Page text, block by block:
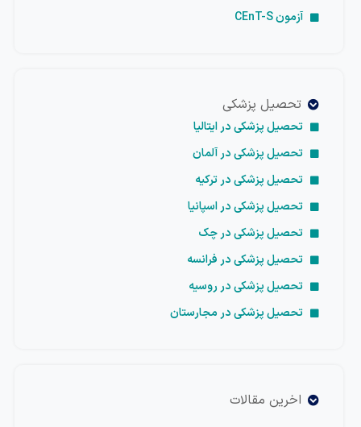
آزمون CEnT-S
تحصیل پزشکی
تحصیل پزشکی در ایتالیا
تحصیل پزشکی در آلمان
تحصیل پزشکی در ترکیه
تحصیل پزشکی در اسپانیا
تحصیل پزشکی در چک
تحصیل پزشکی در فرانسه
تحصیل پزشکی در روسیه
تحصیل پزشکی در مجارستان
اخرین مقالات